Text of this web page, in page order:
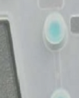
製品秘話
問 IRお